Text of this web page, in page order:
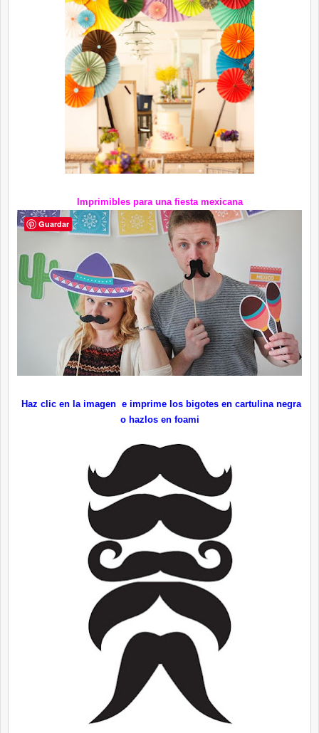
Imprimibles para una fiesta mexicana
Haz clic en la imagen e imprime los bigotes en cartulina negra
o hazlos en foami
Guardar